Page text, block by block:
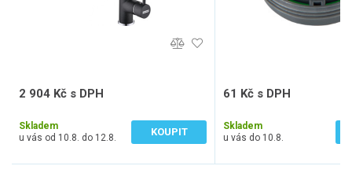
2 904 Kč s DPH
Skladem
u vás od 10.8. do 12.8.
KOUPIT
61 Kč s DPH
Skladem
u vás do 10.8.